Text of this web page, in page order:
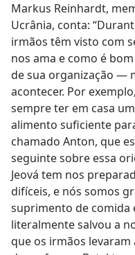
Markus Reinhardt,
Ucrânia, conta:
irmãos têm visto com
nos ama e como é
de sua organização —
acontecer. Por
sempre ter em casa
alimento suficiente
chamado Anton, que
seguinte sobre essa
Jeová tem nos
difíceis, e nós somos
suprimento de comida
literalmente salvou a
que os irmãos